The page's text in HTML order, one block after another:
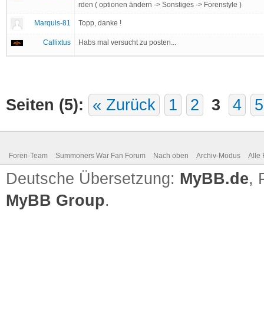
rden ( optionen ändern -> Sonstiges -> Forenstyle )
Marquis-81 Topp, danke !
Callixtus Habs mal versucht zu posten...
Seiten (5): « Zurück 1 2 3 4 5
Foren-Team Summoners War Fan Forum Nach oben Archiv-Modus Alle
Deutsche Übersetzung: MyBB.de,
MyBB Group.